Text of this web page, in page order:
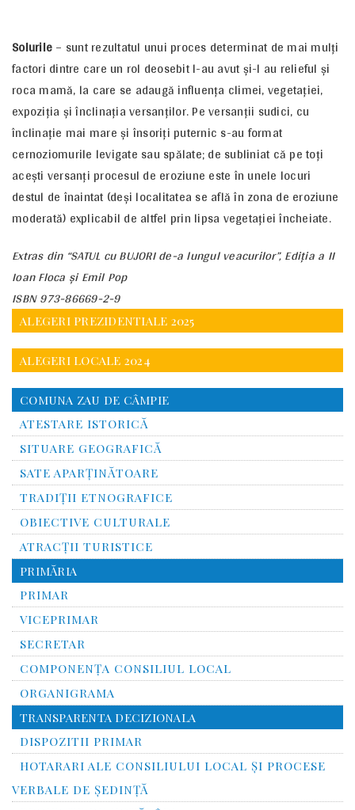
Solurile– sunt rezultatul unui proces determinat de mai mulţi
factori dintre care un rol deosebit l-au avut şi-l au relieful şi
roca mamă, la care se adaugă influenţa climei, vegetaţiei,
expoziţia şi înclinaţia versanţilor. Pe versanţii sudici, cu
înclinaţie mai mare şi însoriţi puternic s-au format
cernoziomurile levigate sau spălate; de subliniat că pe toţi
aceşti versanţi procesul de eroziune este în unele locuri
destul de înaintat (deşi localitatea se află în zona de eroziune
moderată) explicabil de altfel prin lipsa vegetaţiei încheiate.
Extras din “SATUL cu BUJORI de-a lungul veacurilor”, Ediţia a II
Ioan Floca şi Emil Pop
ISBN 973-86669-2-9
ALEGERI PREZIDENTIALE 2025
ALEGERI LOCALE 2024
COMUNA ZAU DE CÂMPIE
ATESTARE ISTORICĂ
SITUARE GEOGRAFICĂ
SATE APARȚINĂTOARE
TRADIȚII ETNOGRAFICE
OBIECTIVE CULTURALE
ATRACȚII TURISTICE
PRIMĂRIA
PRIMAR
VICEPRIMAR
SECRETAR
COMPONENȚA CONSILIUL LOCAL
ORGANIGRAMA
TRANSPARENTA DECIZIONALA
DISPOZITII PRIMAR
HOTARARI ALE CONSILIULUI LOCAL ȘI PROCESE
VERBALE DE ȘEDINȚĂ